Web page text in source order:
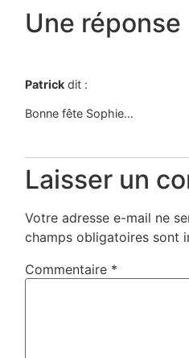
Une réponse
Patrick dit :
Bonne fête Sophie…
Laisser un
Votre adresse e-mail ne
champs obligatoires sont
Commentaire *